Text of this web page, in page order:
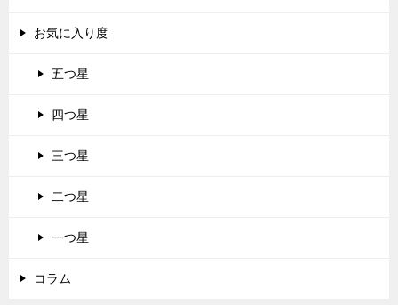
お気に入り度
五つ星
四つ星
三つ星
二つ星
一つ星
コラム